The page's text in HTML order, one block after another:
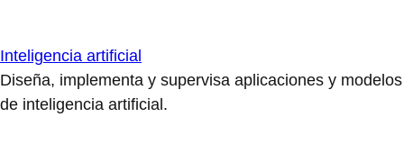
Inteligencia artificial
Diseña, implementa y supervisa aplicaciones y modelos
de inteligencia artificial.